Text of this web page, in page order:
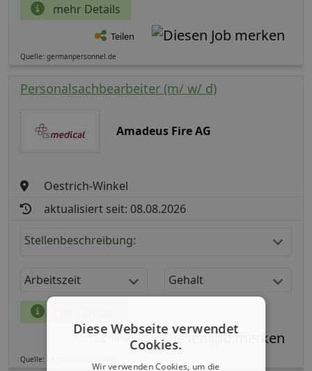
mehr Details
Teilen
Quelle: germanpersonnel.de
Personalsachbearbeiter (m/ w/ d)
Amadeus Fire AG
Oestrich-Winkel
aktualisiert seit: 08.08.2026
Stellenbeschreibung:
Arbeitszeit Gehalt
Teilen
Quelle: germanpersonnel.de
Diese Webseite verwendet
Cookies.
Wir verwenden Cookies, um die